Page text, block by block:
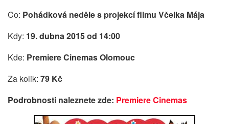
Co: Pohádková neděle s projekcí filmu Včelka Mája
Kdy: 19. dubna 2015 od 14:00
Kde: Premiere Cinemas Olomouc
Za kolik: 79 Kč
Podrobnosti naleznete zde: Premiere Cinemas